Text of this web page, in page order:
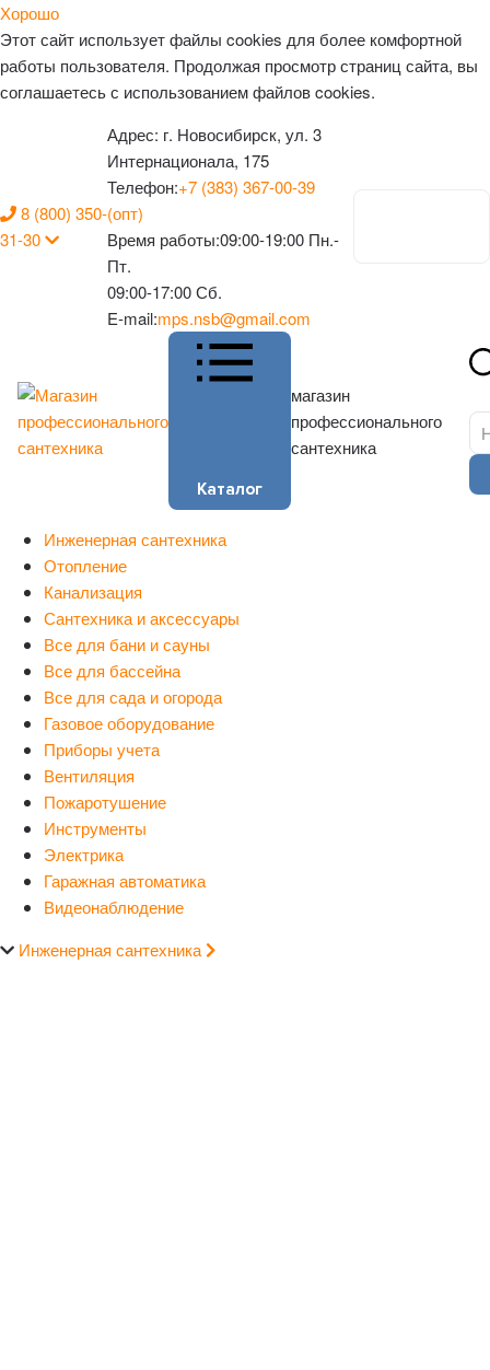
Хорошо
Этот сайт использует файлы cookies для более комфортной
работы пользователя. Продолжая просмотр страниц сайта, вы
соглашаетесь с использованием файлов cookies.
8 (800) 350-
31-30
Адрес: г. Новосибирск, ул. 3
Интернационала, 175
Телефон:+7 (383) 367-00-39
(опт)
Время работы:09:00-19:00 Пн.-
Пт.
09:00-17:00 Сб.
E-mail:mps.nsb@gmail.com
Каталог
магазин
профессионального
сантехника
Инженерная сантехника
Отопление
Канализация
Сантехника и аксессуары
Все для бани и сауны
Все для бассейна
Все для сада и огорода
Газовое оборудование
Приборы учета
Вентиляция
Пожаротушение
Инструменты
Электрика
Гаражная автоматика
Видеонаблюдение
Инженерная сантехника